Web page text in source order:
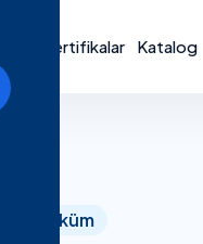
Sertifikalar Katalog
Büküm